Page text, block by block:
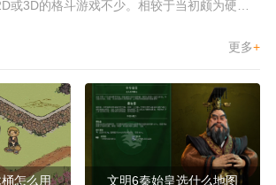
老实说，近些年或2D或3D的格斗游戏不少。相较于当初颇为硬核的难度。如今这类游戏大都以较低的游玩门槛，独特的技能机制吸引...
更多+
怎么用 文明6秦始皇选什么地图